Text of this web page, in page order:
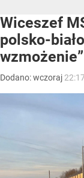
Wiceszef
polsko-
wzmożenie”
Dodano:wczoraj 22:17